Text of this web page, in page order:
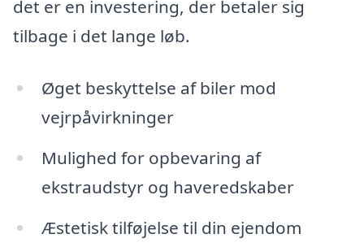
det er en investering, der betaler sig
tilbage i det lange løb.
Øget beskyttelse af biler mod
vejrpåvirkninger
Mulighed for opbevaring af
ekstraudstyr og haveredskaber
Æstetisk tilføjelse til din ejendom